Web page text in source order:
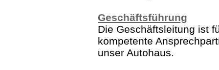
Geschäftsführung
Die Geschäftsleitung ist
kompetente
unser Autohaus.